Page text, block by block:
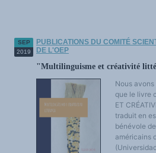
SEP
2019
PUBLICATIONS DU COMITÉ
DE L'OEP
"Multilinguisme et créativité
Nous
que le livre
ET
traduit en
bénévole
américains